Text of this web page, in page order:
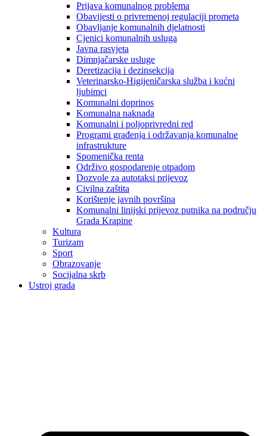
Prijava komunalnog problema
Obavijesti o privremenoj regulaciji prometa
Obavljanje komunalnih djelatnosti
Cjenici komunalnih usluga
Javna rasvjeta
Dimnjačarske usluge
Deretizacija i dezinsekcija
Veterinarsko-Higijeničarska služba i kućni
ljubimci
Komunalni doprinos
Komunalna naknada
Komunalni i poljoprivredni red
Programi građenja i održavanja komunalne
infrastrukture
Spomenička renta
Održivo gospodarenje otpadom
Dozvole za autotaksi prijevoz
Civilna zaštita
Korištenje javnih površina
Komunalni linijski prijevoz putnika na području
Grada Krapine
Kultura
Turizam
Sport
Obrazovanje
Socijalna skrb
Ustroj grada